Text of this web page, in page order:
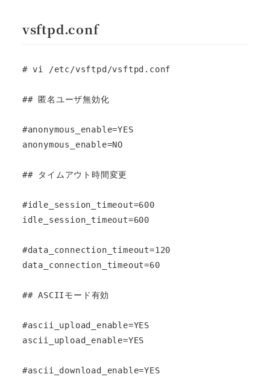
vsftpd.conf
# vi /etc/vsftpd/vsftpd.conf
## 匿名ユーザ無効化
#anonymous_enable=YES
anonymous_enable=NO
## タイムアウト時間変更
#idle_session_timeout=600
idle_session_timeout=600
#data_connection_timeout=120
data_connection_timeout=60
## ASCIIモード有効
#ascii_upload_enable=YES
ascii_upload_enable=YES
#ascii_download_enable=YES